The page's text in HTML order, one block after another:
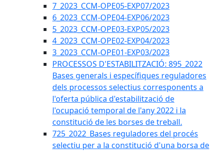
7_2023_CCM-OPE05-EXP07/2023
6_2023_CCM-OPE04-EXP06/2023
5_2023_CCM-OPE03-EXP05/2023
4_2023_CCM-OPE02-EXP04/2023
3_2023_CCM-OPE01-EXP03/2023
PROCESSOS D'ESTABILITZACIÓ: 895_2022
Bases generals i específiques reguladores
dels processos selectius corresponents a
l'oferta pública d'estabilització de
l'ocupació temporal de l'any 2022 i la
constitució de les borses de treball.
725_2022_Bases reguladores del procés
selectiu per a la constitució d'una borsa de